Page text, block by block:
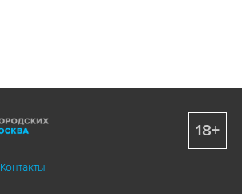
Контакты
18+